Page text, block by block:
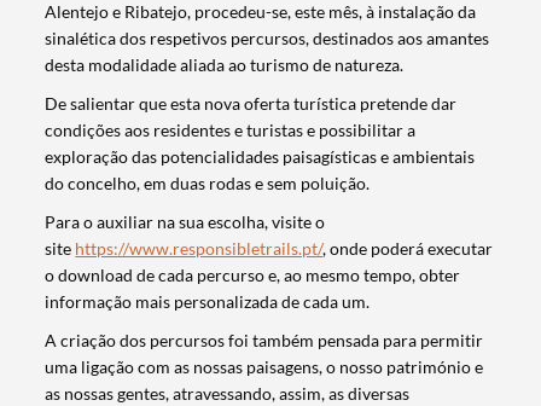
Alentejo e Ribatejo, procedeu-se, este mês, à instalação da
sinalética dos respetivos percursos, destinados aos amantes
desta modalidade aliada ao turismo de natureza.
De salientar que esta nova oferta turística pretende dar
condições aos residentes e turistas e possibilitar a
exploração das potencialidades paisagísticas e ambientais
do concelho, em duas rodas e sem poluição.
Para o auxiliar na sua escolha, visite o
site https://www.responsibletrails.pt/, onde poderá executar
o download de cada percurso e, ao mesmo tempo, obter
informação mais personalizada de cada um.
A criação dos percursos foi também pensada para permitir
uma ligação com as nossas paisagens, o nosso património e
as nossas gentes, atravessando, assim, as diversas